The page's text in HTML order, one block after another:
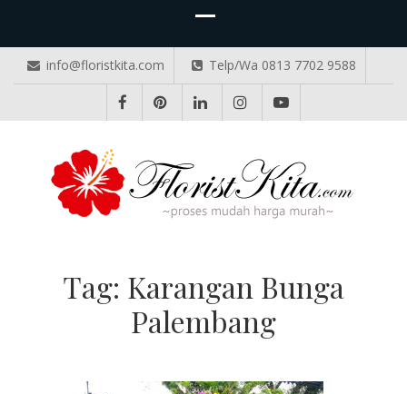
info@floristkita.com Telp/Wa 0813 7702 9588
Tag: Karangan Bunga
Palembang